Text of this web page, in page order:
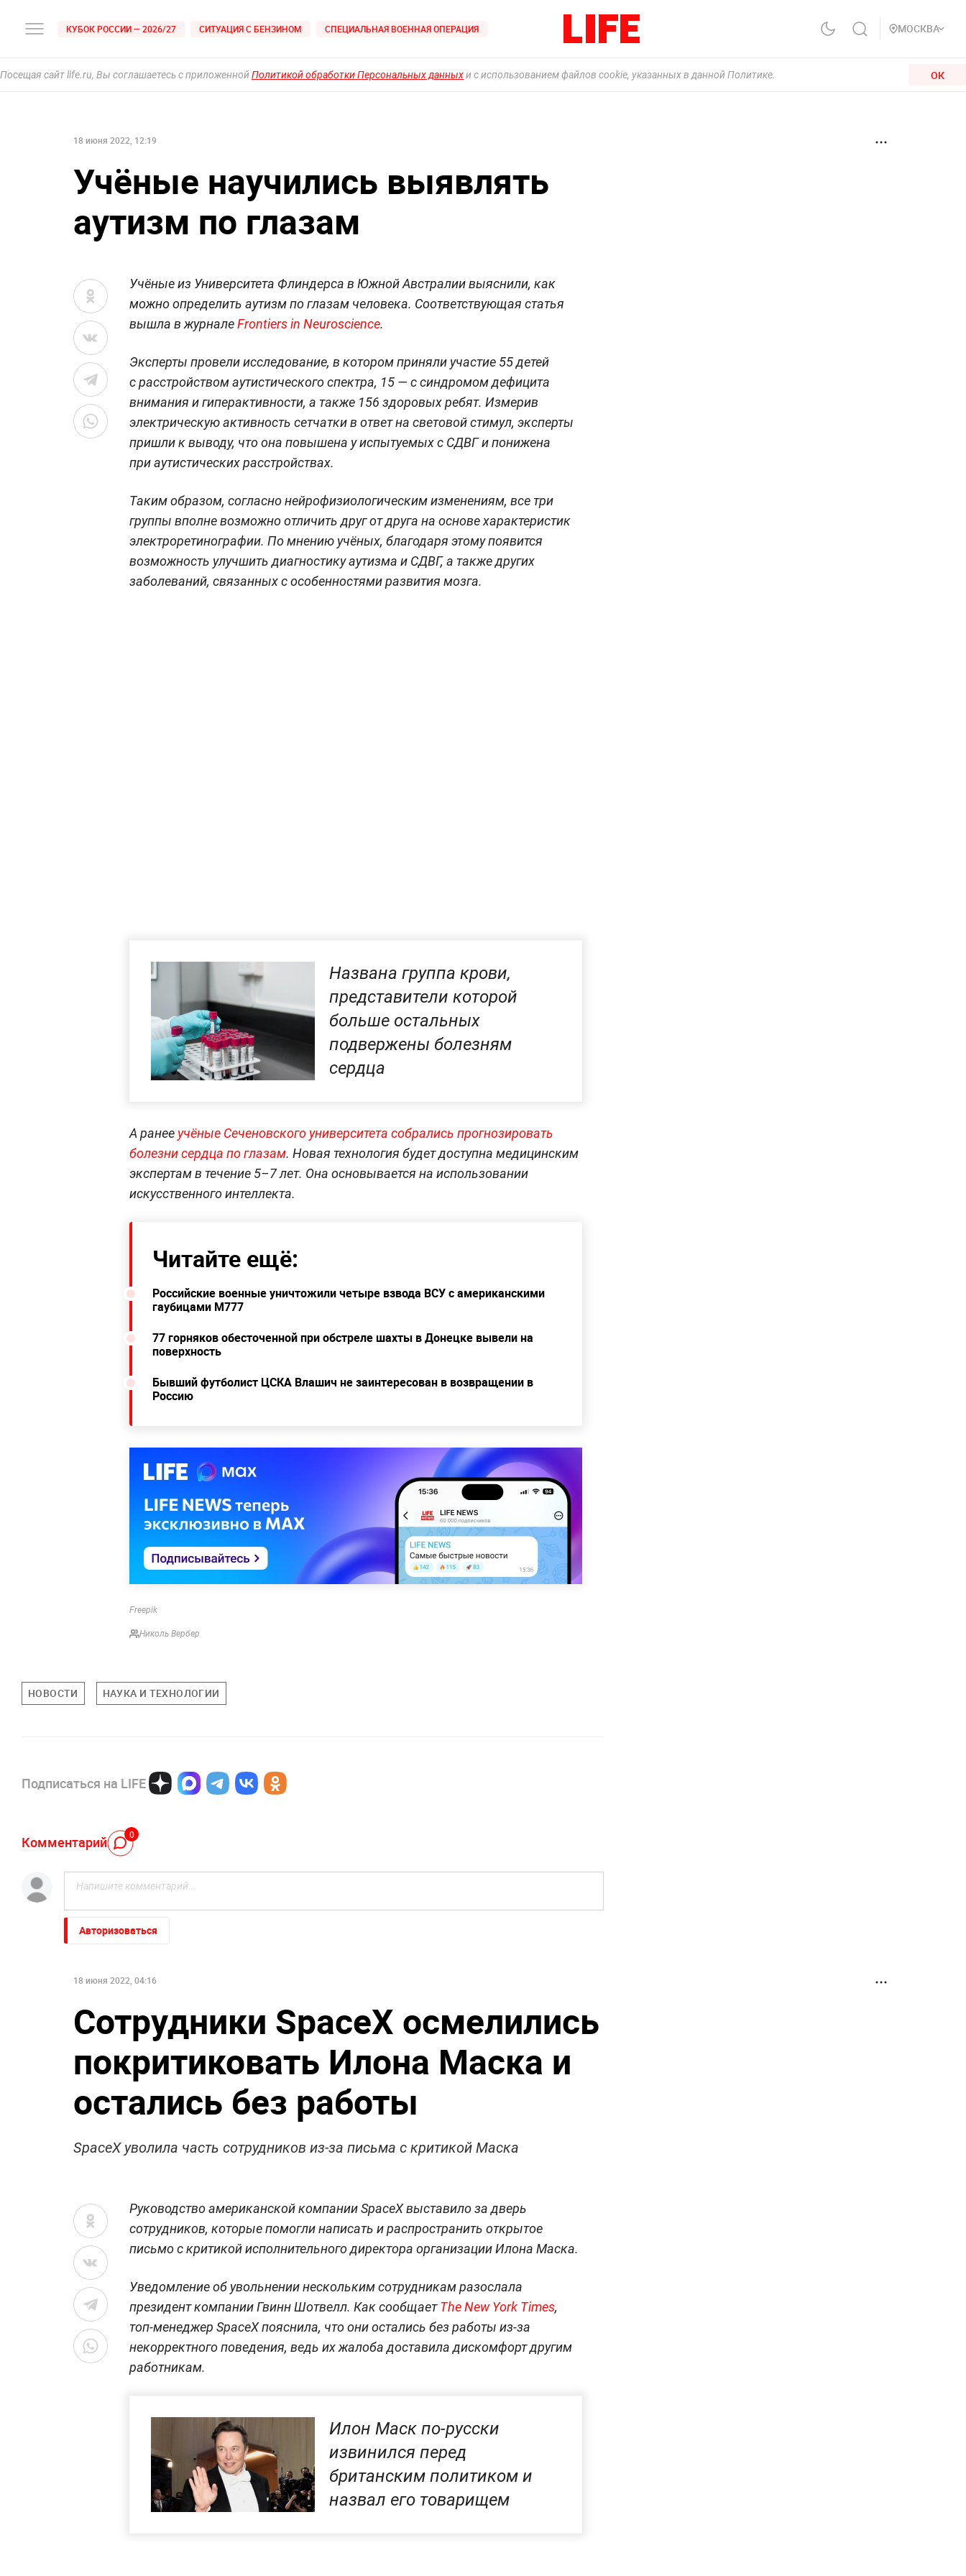
КУБОК РОССИИ — 2026/27 СИТУАЦИЯ С БЕНЗИНОМ СПЕЦИАЛЬНАЯ ВОЕННАЯ ОПЕРАЦИЯ МОСКВА
Посещая сайт life.ru, Вы соглашаетесь с приложеннойПолитикой обработки Персональных данныхи с использованием файлов cookie, указанных в данной Политике. ОК
18 июня 2022, 12:19
Учёные научились выявлять
аутизм по глазам
Учёные из Университета Флиндерса в Южной Австралии выяснили, как
можно определить аутизм по глазам человека. Соответствующая статья
вышла в журналеFrontiers in Neuroscience.
Эксперты провели исследование, в котором приняли участие 55 детей
с расстройством аутистического спектра, 15 — с синдромом дефицита
внимания и гиперактивности, а также 156 здоровых ребят. Измерив
электрическую активность сетчатки в ответ на световой стимул, эксперты
пришли к выводу, что она повышена у испытуемых с СДВГ и понижена
при аутистических расстройствах.
Таким образом, согласно нейрофизиологическим изменениям, все три
группы вполне возможно отличить друг от друга на основе характеристик
электроретинографии. По мнению учёных, благодаря этому появится
возможность улучшить диагностику аутизма и СДВГ, а также других
заболеваний, связанных с особенностями развития мозга.
Названа группа крови,
представители которой
больше остальных
подвержены болезням
сердца
А ранее учёные Сеченовского университета собрались прогнозировать
болезни сердца по глазам. Новая технология будет доступна медицинским
экспертам в течение 5–7 лет. Она основывается на использовании
искусственного интеллекта.
Читайте ещё:
Российские военные уничтожили четыре взвода ВСУ с американскими
гаубицами M777
77 горняков обесточенной при обстреле шахты в Донецке вывели на
поверхность
Бывший футболист ЦСКА Влашич не заинтересован в возвращении в
Россию
Freepik
Николь Вербер
НОВОСТИ НАУКА И ТЕХНОЛОГИИ
Подписаться на LIFE
Комментарий 0
Авторизоваться
18 июня 2022, 04:16
Сотрудники SpaceX осмелились
покритиковать Илона Маска и
остались без работы
SpaceX уволила часть сотрудников из-за письма с критикой Маска
Руководство американской компании SpaceX выставило за дверь
сотрудников, которые помогли написать и распространить открытое
письмо с критикой исполнительного директора организации Илона Маска.
Уведомление об увольнении нескольким сотрудникам разослала
президент компании Гвинн Шотвелл. Как сообщаетThe New York Times,
топ-менеджер SpaceX пояснила, что они остались без работы из-за
некорректного поведения, ведь их жалоба доставила дискомфорт другим
работникам.
Илон Маск по-русски
извинился перед
британским политиком и
назвал его товарищем